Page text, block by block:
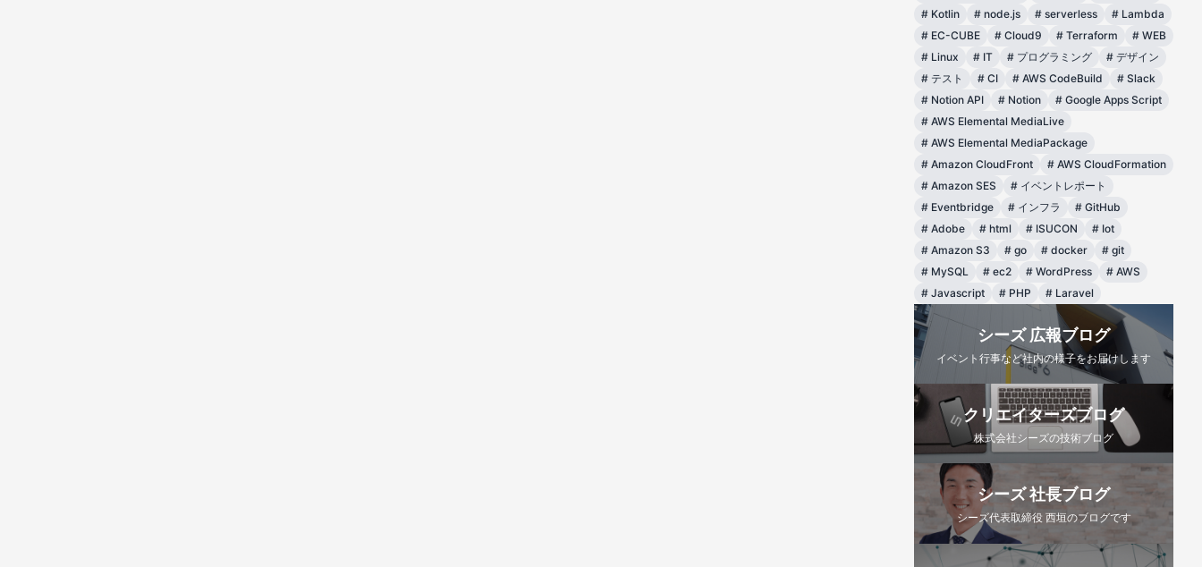
# Kotlin # node.js # serverless # Lambda
# EC-CUBE # Cloud9 # Terraform # WEB
# Linux # IT # プログラミング # デザイン
# テスト # CI # AWS CodeBuild # Slack
# Notion API # Notion # Google Apps Script
# AWS Elemental MediaLive
# AWS Elemental MediaPackage
# Amazon CloudFront # AWS CloudFormation
# Amazon SES # イベントレポート
# Eventbridge # インフラ # GitHub
# Adobe # html # ISUCON # Iot
# Amazon S3 # go # docker # git
# MySQL # ec2 # WordPress # AWS
# Javascript # PHP # Laravel
シーズ 広報ブログ
イベント行事など社内の様子をお届けします
クリエイターズブログ
株式会社シーズの技術ブログ
シーズ 社長ブログ
シーズ代表取締役 西垣のブログです